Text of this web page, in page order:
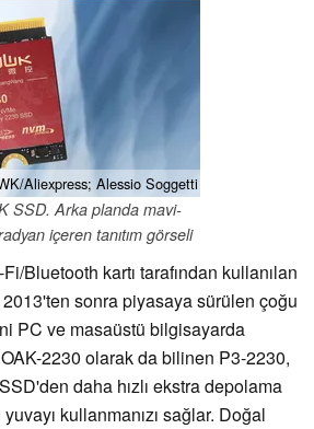
Aliexpress; Alessio Soggetti
SSD. Arka planda mavi-
içeren tanıtım görseli
Bluetooth kartı tarafından kullanılan
sonra piyasaya sürülen çoğu
PC ve masaüstü bilgisayarda
2230 olarak da bilinen P3-2230,
daha hızlı ekstra depolama
kullanmanızı sağlar. Doğal